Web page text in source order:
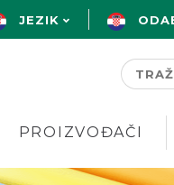
JEZIK
PROIZVOĐAČI